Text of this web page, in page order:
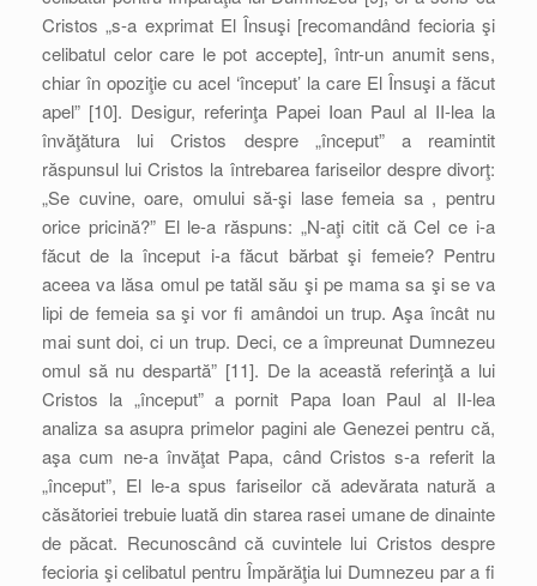
Cristos „s-a exprimat El Însuşi [recomandând fecioria şi
celibatul celor care le pot accepte], într-un anumit sens,
chiar în opoziţie cu acel ‘început’ la care El Însuşi a făcut
apel” [10]. Desigur, referinţa Papei Ioan Paul al II-lea la
învăţătura lui Cristos despre „început” a reamintit
răspunsul lui Cristos la întrebarea fariseilor despre divorţ:
„Se cuvine, oare, omului să-şi lase femeia sa , pentru
orice pricină?” El le-a răspuns: „N-aţi citit că Cel ce i-a
făcut de la început i-a făcut bărbat şi femeie? Pentru
aceea va lăsa omul pe tatăl său şi pe mama sa şi se va
lipi de femeia sa şi vor fi amândoi un trup. Aşa încât nu
mai sunt doi, ci un trup. Deci, ce a împreunat Dumnezeu
omul să nu despartă” [11]. De la această referinţă a lui
Cristos la „început” a pornit Papa Ioan Paul al II-lea
analiza sa asupra primelor pagini ale Genezei pentru că,
aşa cum ne-a învăţat Papa, când Cristos s-a referit la
„început”, El le-a spus fariseilor că adevărata natură a
căsătoriei trebuie luată din starea rasei umane de dinainte
de păcat. Recunoscând că cuvintele lui Cristos despre
fecioria şi celibatul pentru Împărăţia lui Dumnezeu par a fi